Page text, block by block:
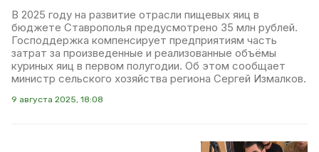
В 2025 году на развитие отрасли пищевых яиц в
бюджете Ставрополья предусмотрено 35 млн рублей.
Господдержка компенсирует предприятиям часть
затрат за произведенные и реализованные объёмы
куриных яиц в первом полугодии. Об этом сообщает
министр сельского хозяйства региона Сергей Измалков.
9 августа 2025, 18:08